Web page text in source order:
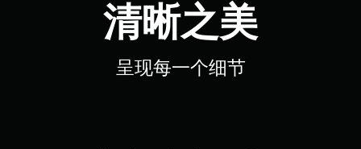
清晰之美
呈现每一个细节